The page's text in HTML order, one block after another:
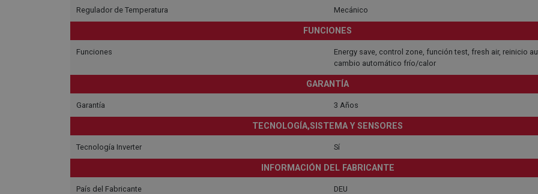
Regulador de Temperatura Mecánico
FUNCIONES
Funciones
Energy save, control zone, función test, fresh air, reinicio
cambio automático frío/calor
GARANTÍA
Garantía 3 Años
TECNOLOGÍA,SISTEMA Y SENSORES
Tecnología Inverter Sí
INFORMACIÓN DEL FABRICANTE
País del Fabricante DEU